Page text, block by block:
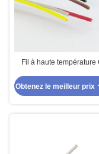
Fil à haute température Choix
PTFE / PFA / ETFE
Obtenez le meilleur prix